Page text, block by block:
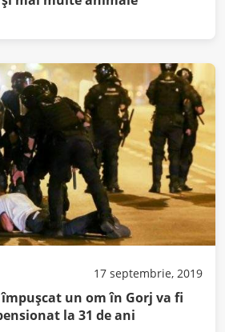
17 septembrie, 2019
un om în Gorj va fi
la 31 de ani